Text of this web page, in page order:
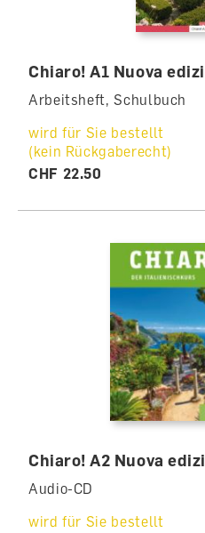
Chiaro! A1 Nuova
Arbeitsheft, Schulbuch
wird für Sie bestellt
(kein Rückgaberecht)
CHF 22.50
Chiaro! A2 Nuova
Audio-CD
wird für Sie bestellt